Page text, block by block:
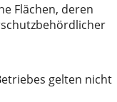
Flächen, deren
gelten nicht